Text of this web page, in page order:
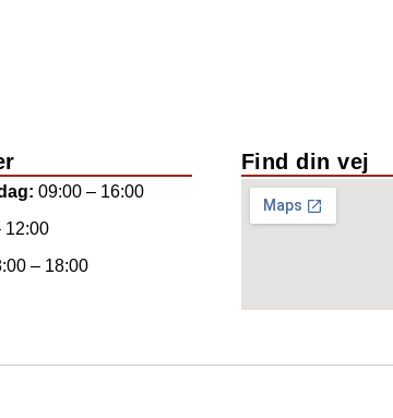
09:00 – 16:00
12:00
– 18:00
Find din vej